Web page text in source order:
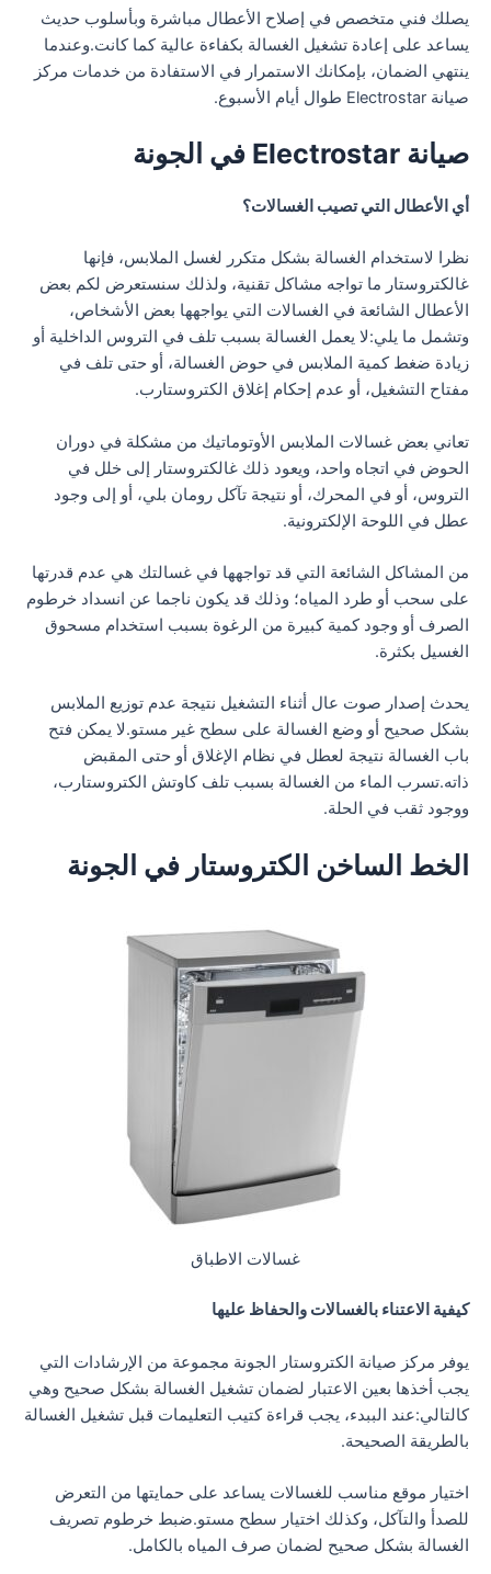
يصلك فني متخصص في إصلاح الأعطال مباشرة وبأسلوب حديث
يساعد على إعادة تشغيل الغسالة بكفاءة عالية كما كانت.وعندما
ينتهي الضمان، بإمكانك الاستمرار في الاستفادة من خدمات مركز
صيانة Electrostar طوال أيام الأسبوع.
صيانة Electrostar في الجونة
أي الأعطال التي تصيب الغسالات؟
نظرا لاستخدام الغسالة بشكل متكرر لغسل الملابس، فإنها
غالكتروستار ما تواجه مشاكل تقنية، ولذلك سنستعرض لكم بعض
الأعطال الشائعة في الغسالات التي يواجهها بعض الأشخاص،
وتشمل ما يلي:لا يعمل الغسالة بسبب تلف في التروس الداخلية أو
زيادة ضغط كمية الملابس في حوض الغسالة، أو حتى تلف في
مفتاح التشغيل، أو عدم إحكام إغلاق الكتروستارب.
تعاني بعض غسالات الملابس الأوتوماتيك من مشكلة في دوران
الحوض في اتجاه واحد، ويعود ذلك غالكتروستار إلى خلل في
التروس، أو في المحرك، أو نتيجة تآكل رومان بلي، أو إلى وجود
عطل في اللوحة الإلكترونية.
من المشاكل الشائعة التي قد تواجهها في غسالتك هي عدم قدرتها
على سحب أو طرد المياه؛ وذلك قد يكون ناجما عن انسداد خرطوم
الصرف أو وجود كمية كبيرة من الرغوة بسبب استخدام مسحوق
الغسيل بكثرة.
يحدث إصدار صوت عال أثناء التشغيل نتيجة عدم توزيع الملابس
بشكل صحيح أو وضع الغسالة على سطح غير مستو.لا يمكن فتح
باب الغسالة نتيجة لعطل في نظام الإغلاق أو حتى المقبض
ذاته.تسرب الماء من الغسالة بسبب تلف كاوتش الكتروستارب،
ووجود ثقب في الحلة.
الخط الساخن الكتروستار في الجونة
غسالات الاطباق
كيفية الاعتناء بالغسالات والحفاظ عليها
يوفر مركز صيانة الكتروستار الجونة مجموعة من الإرشادات التي
يجب أخذها بعين الاعتبار لضمان تشغيل الغسالة بشكل صحيح وهي
كالتالي:عند الببدء، يجب قراءة كتيب التعليمات قبل تشغيل الغسالة
بالطريقة الصحيحة.
اختيار موقع مناسب للغسالات يساعد على حمايتها من التعرض
للصدأ والتآكل، وكذلك اختيار سطح مستو.ضبط خرطوم تصريف
الغسالة بشكل صحيح لضمان صرف المياه بالكامل.